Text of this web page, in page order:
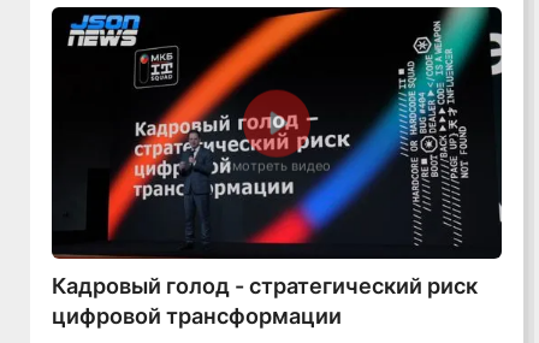
Смотреть видео
Кадровый голод - стратегический риск
цифровой трансформации